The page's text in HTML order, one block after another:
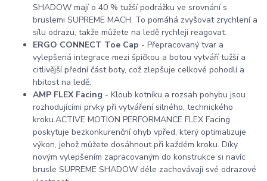
SHADOW mají o 40 % tužší podrážku ve srovnání s
bruslemi SUPREME MACH. To pomáhá zvyšovat zrychlení a
sílu odrazu, takže můžete na ledě rychleji reagovat.
ERGO CONNECT Toe Cap - Přepracovaný tvar a
vylepšená integrace mezi špičkou a botou vytváří tužší a
citlivější přední část boty, což zlepšuje celkové pohodlí a
hbitost na ledě.
AMP FLEX Facing - Kloub kotníku a rozsah pohybu jsou
rozhodujícími prvky při vytváření silného, technického
kroku.ACTIVE MOTION PERFORMANCE FLEX Facing
poskytuje bezkonkurenční ohyb vpřed, který optimalizuje
výkon, jehož můžete dosáhnout při každém kroku. Díky
novým vylepšením zapracovaným do konstrukce si navíc
brusle SUPREME SHADOW déle zachovávají své odrazové